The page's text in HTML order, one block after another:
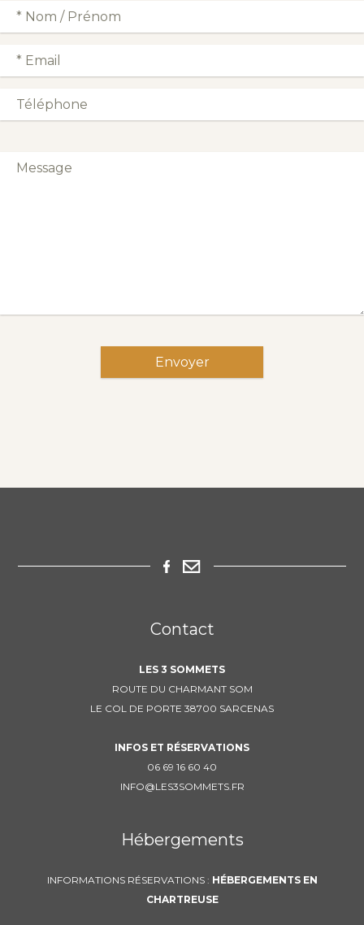
Contact
LES 3 SOMMETS
ROUTE DU CHARMANT SOM
LE COL DE PORTE 38700 SARCENAS
INFOS ET RÉSERVATIONS
06 69 16 60 40
INFO@LES3SOMMETS.FR
Hébergements
INFORMATIONS RÉSERVATIONS : HÉBERGEMENTS EN
CHARTREUSE